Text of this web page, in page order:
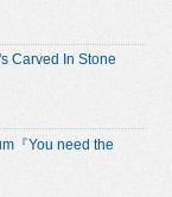
Carved In Stone
『You need the